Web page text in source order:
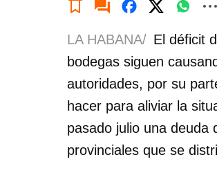
LA HABANA/ El déficit
bodegas siguen
autoridades, por su
hacer para aliviar la
pasado julio una deuda
provinciales que se